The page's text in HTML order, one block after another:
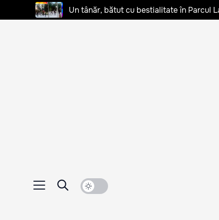
Un tânăr, bătut cu bestialitate în Parcul